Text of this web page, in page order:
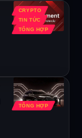
CRYPTO
TIN TỨC
TỔNG HỢP
TỔNG HỢP